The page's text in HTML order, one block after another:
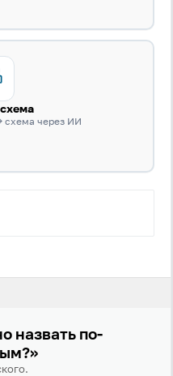
своих персональных
персональных
Пользовательское
Яндекс
схема через ИИ
назвать по-